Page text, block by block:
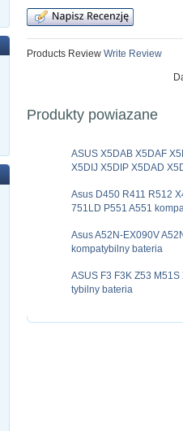
Products Review Write Review
Produkty powiazane
ASUS X5DAB X5DAF
X5DIJ X5DIP X5DAD
Asus D450 R411 R512
751LD P551 A551
Asus A52N-EX090V
kompatybilny bateria
ASUS F3 F3K Z53
tybilny bateria